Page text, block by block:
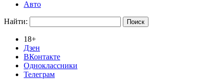
Авто
Найти:
18+
Дзен
ВКонтакте
Одноклассники
Телеграм